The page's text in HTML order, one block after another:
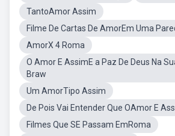
TantoAmor Assim
Filme De Cartas De AmorEm Uma
AmorX 4 Roma
O Amor E AssimE a Paz De Deus Na
Braw
Um AmorTipo Assim
De Pois Vai Entender Que OAmor E
Filmes Que SE Passam EmRoma